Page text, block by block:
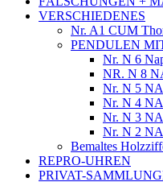
VERSCHIEDENES
Nr. A1 CUM
PENDULEN
Nr. N 6
NR. N 8
Nr. N 5
Nr. N 4
Nr. N 3
Nr. N 2
Bemaltes
REPRO-UHREN
PRIVAT-